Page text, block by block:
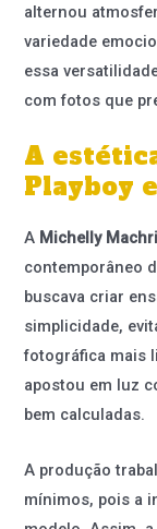
alternou
variedade
essa
com fotos que
A
Playboy
A Michelly
contemporâneo
buscava criar
simplicidade,
fotográfica mais
apostou em luz
bem calculadas.
A produção
mínimos, pois a